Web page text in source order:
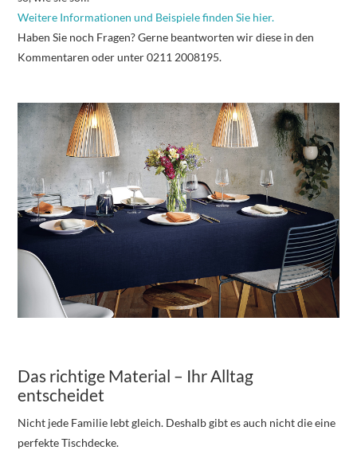
Weitere Informationen und Beispiele finden Sie hier.
Haben Sie noch Fragen? Gerne beantworten wir diese in den
Kommentaren oder unter 0211 2008195.
Das richtige Material – Ihr Alltag
entscheidet
Nicht jede Familie lebt gleich. Deshalb gibt es auch nicht die eine
perfekte Tischdecke.